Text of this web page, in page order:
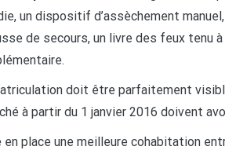
un dispositif d’assèchement
de secours, un livre des feux
doit être parfaitement
à partir du 1 janvier 2016 doivent
place une meilleure cohabitation